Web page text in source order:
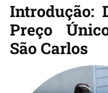
Introdução:
Preço
São Carlos